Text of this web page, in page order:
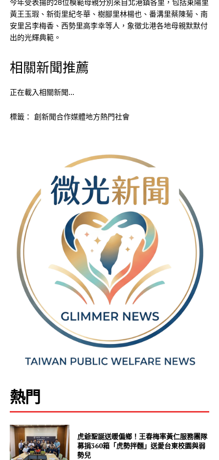
今年受表揚的28位模範母親分別來自北港鎮各里，包括東陽里
黃王玉瑕、新街里紀冬華、樹腳里林楊也、番溝里蔡陳菊、南
安里呂李梅香、西勢里高李幸等人，象徵北港各地母親默默付
出的光輝典範。
相關新聞推薦
正在載入相關新聞…
標籤： 創新聞合作媒體地方熱門社會
熱門
虎爺聖誕送暖偏鄉！王春梅率黃仁服務團隊
募捐360箱「虎勢拌麵」送愛台東校園與弱
勢兒